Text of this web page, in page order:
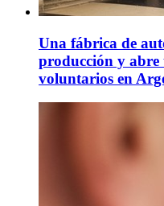
Una fábrica de
producción y
voluntarios en